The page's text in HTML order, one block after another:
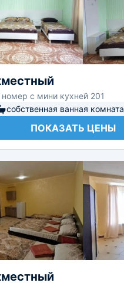
с мини кухней 201
собственная ванная комната
ПОКАЗАТЬ ЦЕНЫ